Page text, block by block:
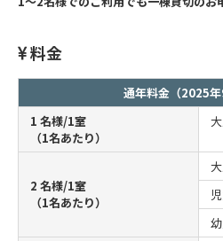
料金
通年料金（2025年
1 名様/1室
（1名あたり）
2 名様/1室
（1名あたり）